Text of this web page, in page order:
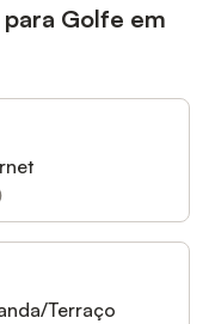
Golfe em
Terraço